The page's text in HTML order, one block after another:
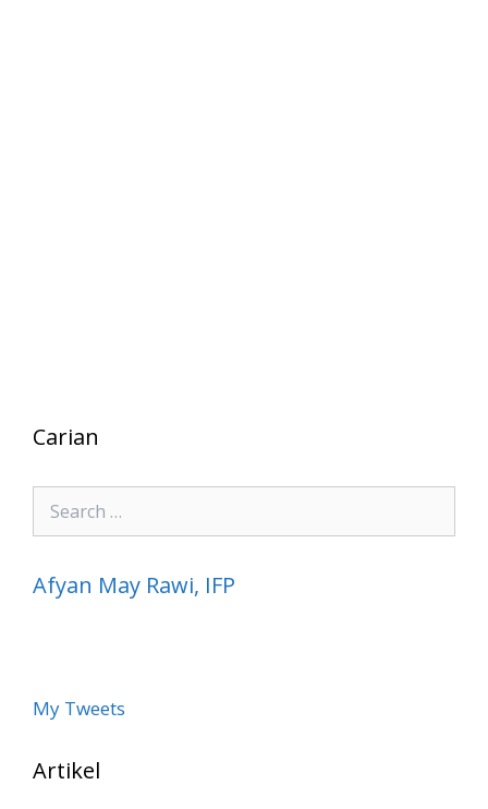
Carian
Search
for:
Afyan May Rawi, IFP
My Tweets
Artikel